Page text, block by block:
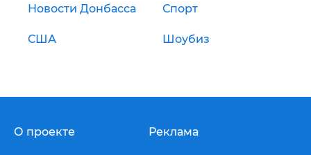
Новости Донбасса Спорт
США Шоубиз
О проекте Реклама